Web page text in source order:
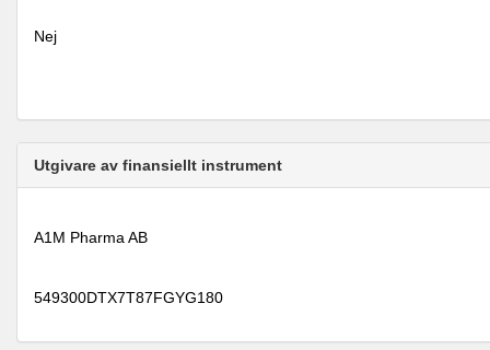
Nej
Utgivare av finansiellt instrument
A1M Pharma AB
549300DTX7T87FGYG180